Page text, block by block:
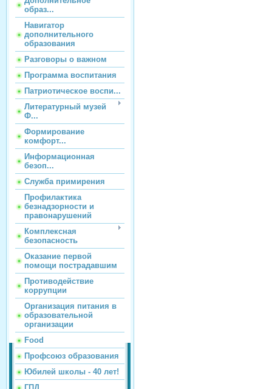
образ...
Навигатор
дополнительного
образования
Разговоры о важном
Программа воспитания
Патриотическое воспи...
Литературный музей
Ф...
Формирование
комфорт...
Информационная
безоп...
Служба примирения
Профилактика
безнадзорности и
правонарушений
Комплексная
безопасность
Оказание первой
помощи пострадавшим
Противодействие
коррупции
Организация питания в
образовательной
организации
Food
Профсоюз образования
Юбилей школы - 40 лет!